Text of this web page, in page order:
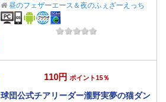
サーさん！
昼のフェザーエース＆夜のふぇざーえっち
110円 ポイント15％
球団公式チアリーダー瀧野実夢の猫ダン